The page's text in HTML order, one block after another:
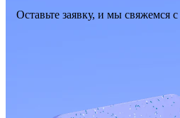
Оставьте заявку, и мы свяжемся